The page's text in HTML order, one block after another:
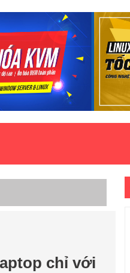
chỉ với